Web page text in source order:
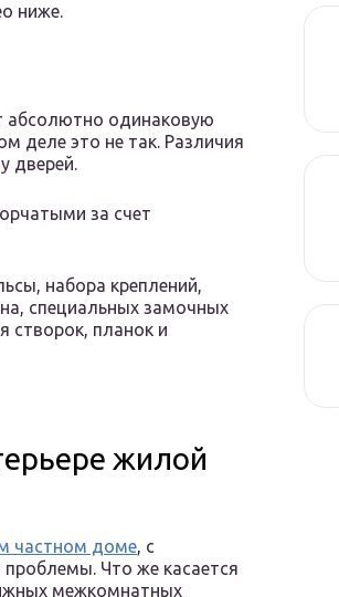
ниже.
абсолютно одинаковую
деле это не так. Различия
дверей.
за счет
набора креплений,
специальных замочных
створок, планок и
жилой
частном доме, с
Что же касается
межкомнатных